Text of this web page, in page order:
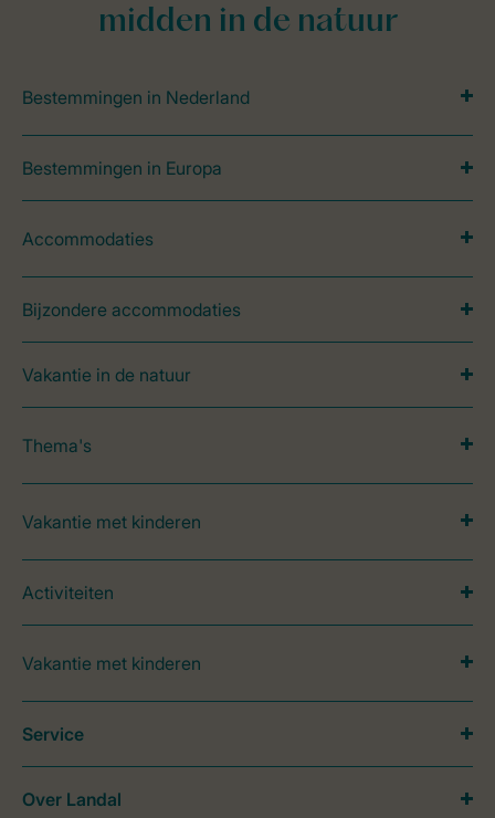
midden in de natuur
Bestemmingen in Nederland
Bestemmingen in Europa
Accommodaties
Bijzondere accommodaties
Vakantie in de natuur
Thema's
Vakantie met kinderen
Activiteiten
Vakantie met kinderen
Service
Over Landal